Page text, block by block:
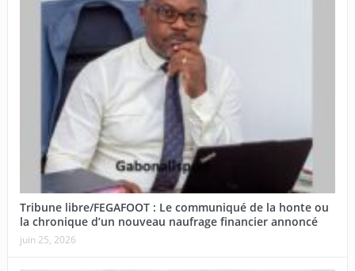
Tribune libre/FEGAFOOT : Le communiqué de la honte ou
la chronique d’un nouveau naufrage financier annoncé
juin 25, 2026